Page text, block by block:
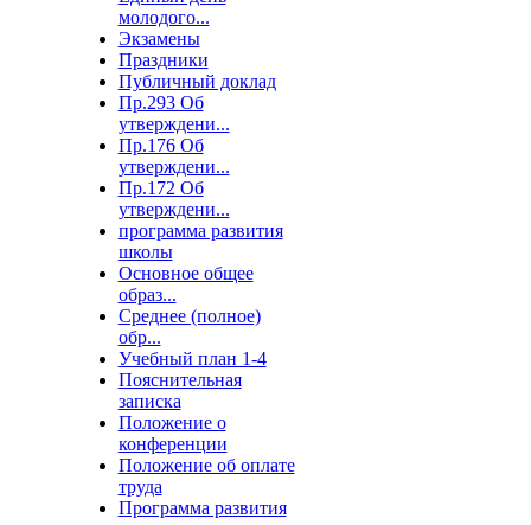
молодого...
Экзамены
Праздники
Публичный доклад
Пр.293 Об
утверждени...
Пр.176 Об
утверждени...
Пр.172 Об
утверждени...
программа развития
школы
Основное общее
образ...
Среднее (полное)
обр...
Учебный план 1-4
Пояснительная
записка
Положение о
конференции
Положение об оплате
труда
Программа развития